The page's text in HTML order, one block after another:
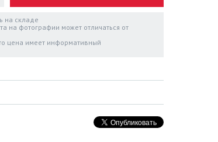
на складе
на фотографии может отличаться от
цена имеет информативный